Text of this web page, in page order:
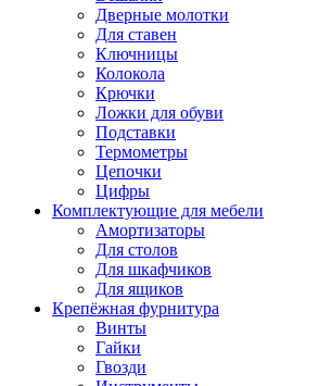
Дверные молотки
Для ставен
Ключницы
Колокола
Крючки
Ложки для обуви
Подставки
Термометры
Цепочки
Цифры
Комплектующие для мебели
Амортизаторы
Для столов
Для шкафчиков
Для ящиков
Крепёжная фурнитура
Винты
Гайки
Гвозди